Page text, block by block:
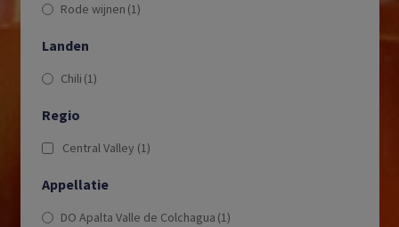
Rode wijnen (1)
Landen
Chili (1)
Regio
Central Valley (1)
Appellatie
DO Apalta Valle de Colchagua (1)